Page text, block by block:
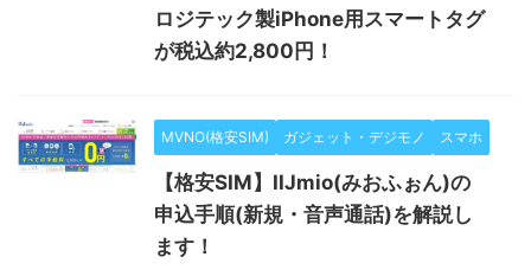
ロジテック製iPhone用スマートタグ
が税込約2,800円！
MVNO(格安SIM) ガジェット・デジモノ スマホ
【格安SIM】IIJmio(みおふぉん)の
申込手順(新規・音声通話)を解説し
ます！